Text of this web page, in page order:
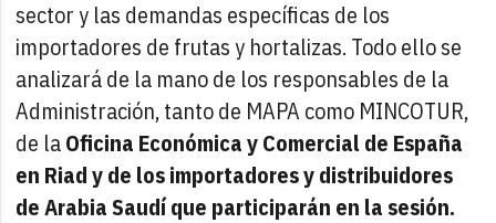
sector y las demandas específicas de los
importadores de frutas y hortalizas. Todo ello se
analizará de la mano de los responsables de la
Administración, tanto de MAPA como MINCOTUR,
de laOficina Económica y Comercial de España
en Riad y de los importadores y distribuidores
de Arabia Saudí que participarán en la sesión.